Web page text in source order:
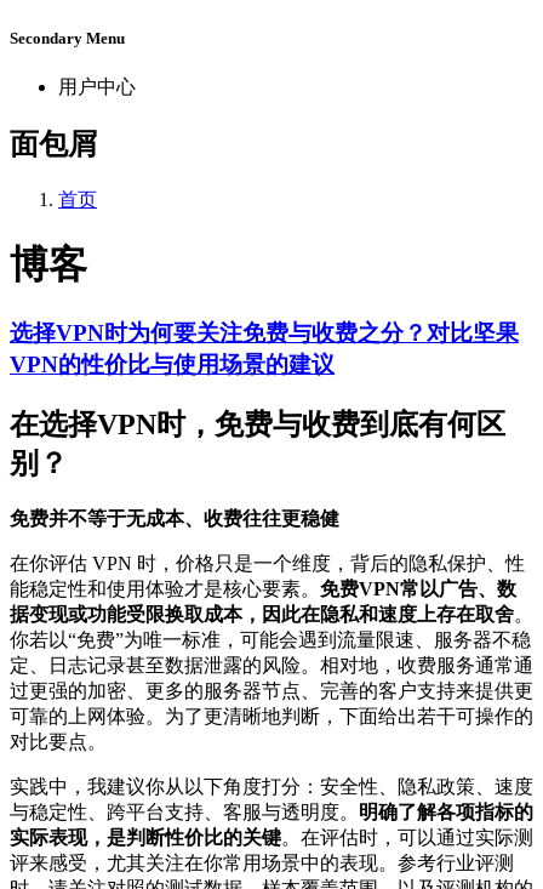
Secondary Menu
用户中心
面包屑
首页
博客
选择VPN时为何要关注免费与收费之分？对比坚果
VPN的性价比与使用场景的建议
在选择VPN时，免费与收费到底有何区
别？
免费并不等于无成本、收费往往更稳健
在你评估 VPN 时，价格只是一个维度，背后的隐私保护、性
能稳定性和使用体验才是核心要素。 免费VPN常以广告、数
据变现或功能受限换取成本，因此在隐私和速度上存在取舍。
你若以“免费”为唯一标准，可能会遇到流量限速、服务器不稳
定、日志记录甚至数据泄露的风险。相对地，收费服务通常通
过更强的加密、更多的服务器节点、完善的客户支持来提供更
可靠的上网体验。为了更清晰地判断，下面给出若干可操作的
对比要点。
实践中，我建议你从以下角度打分：安全性、隐私政策、速度
与稳定性、跨平台支持、客服与透明度。 明确了解各项指标的
实际表现，是判断性价比的关键。在评估时，可以通过实际测
评来感受，尤其关注在你常用场景中的表现。参考行业评测